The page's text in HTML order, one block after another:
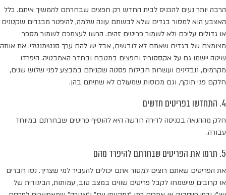
הרבה יותר נעים להכניס לבית החדש רק חפצים שבחרתם להמשיך איתם. כלל
האצבע הוא למסור בגדים שלא לבשתם עונה שלמה, להיפטר מבגדים שקטנים
או גדולים עליכם ולא לשמור פריטים זהים. הרשו לעצמכם לשמור מספר
מצומצם של בגדים שאתם לא לובשים, אבל יש להם ערך סנטימנטלי. את אותה
שיטה יישמו גם על אקססוריז וחפצים במטבח ובחדר האמבטיה. היפרדו
מקרמים, תבלינים ועשרות חבילות פסטה שקניתם במבצע לפני שלוש שנים,
חלקם פגי תוקף, וגם מכוסות שמעולם לא שתיתם בהן.
4. התחדשו בפריטים חדשים
חלק מההנאה בכניסה לדירה חדשה היא להוסיף פריטים שבחרתם במיוחד
עבורה.
5. תרמו את הפריטים שבחרתם להיפרד מהם
את הפריטים שאתם רוצים למסור אתם יכולים להעביר למי שצריך. נסו חברים
או קרובים שישמחו לקבל פריטים שווים במצב טוב, עמותות, הביגודית של